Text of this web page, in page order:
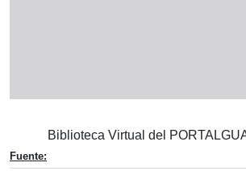
Biblioteca Virtual del
Fuente: